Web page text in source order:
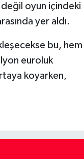
oyun içindeki
yer aldı.
bu, hem
euroluk
koyarken,